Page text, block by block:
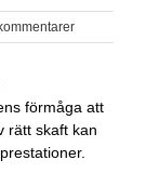
förmåga att
rätt skaft kan